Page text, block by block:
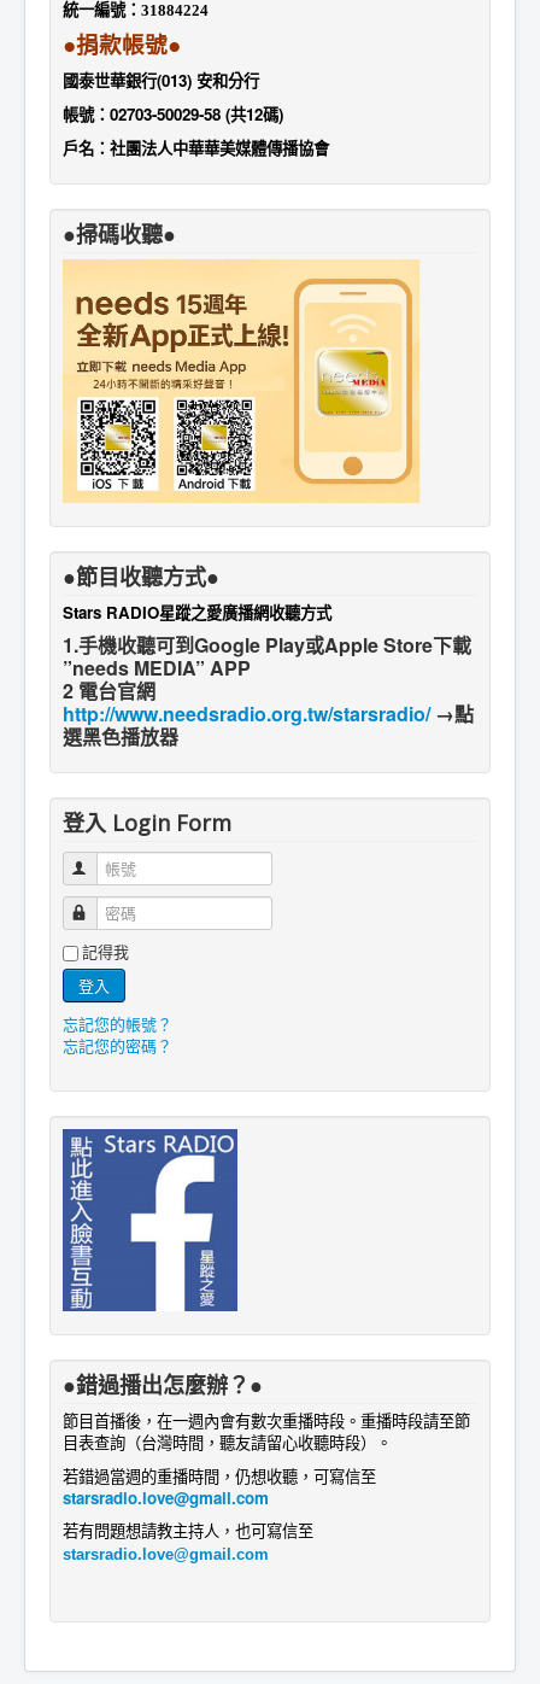
統一編號： 31884224
●捐款帳號●
國泰世華銀行(013) 安和分行
帳號：02703-50029-58 (共12碼)
戶名：社團法人中華華美媒體傳播協會
●掃碼收聽●
●節目收聽方式●
Stars RADIO星蹤之愛廣播網收聽方式
1.手機收聽可到Google Play或Apple Store下載
”needs MEDIA” APP
2 電台官網
http://www.needsradio.org.tw/starsradio/→點
選黑色播放器
登入 Login Form
帳號
密碼
記得我
登入
忘記您的帳號？
忘記您的密碼？
●錯過播出怎麼辦？●
節目首播後，在一週內會有數次重播時段。重播時段請至節
目表查詢 （台灣時間，聽友請留心收聽時段）
。
若錯過當週的重播時間，仍想收聽，可寫信至
starsradio.love@gmail.com
若有問題想請教主持人 ， 也可寫信至
starsradio.love@gmail.com